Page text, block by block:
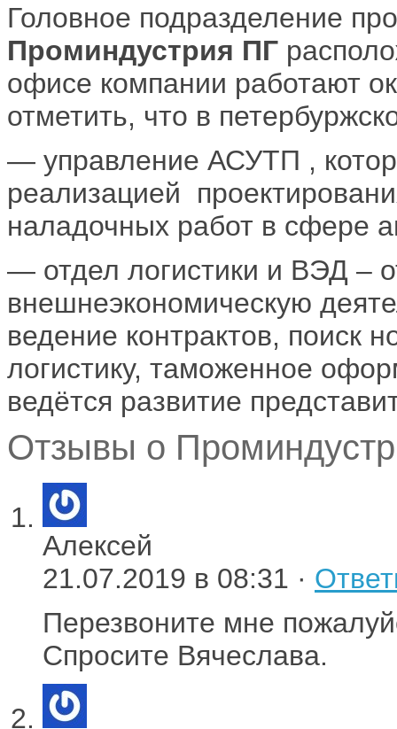
Головное подразделение
Проминдустрия ПГ
офисе компании работают
отметить, что в
— управление АСУТП ,
реализацией
наладочных работ в сфере
— отдел логистики и ВЭД –
внешнеэкономическую
ведение контрактов, поиск
логистику, таможенное
ведётся развитие
Отзывы о
Алексей
21.07.2019 в 08:31 ·
Перезвоните мне
Спросите Вячеслава.